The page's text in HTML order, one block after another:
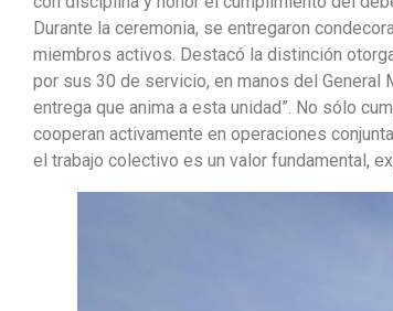
Durante la ceremonia, se entregaron
miembros activos. Destacó la distinción
por sus 30 de servicio, en manos del General
entrega que anima a esta unidad”. No sólo
cooperan activamente en operaciones
el trabajo colectivo es un valor fundamental,